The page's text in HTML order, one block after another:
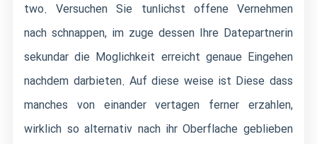
two. Versuchen Sie tunlichst offene Vernehmen
nach schnappen, im zuge dessen Ihre Datepartnerin
sekundar die Moglichkeit erreicht genaue Eingehen
nachdem darbieten. Auf diese weise ist Diese dass
manches von einander vertagen ferner erzahlen,
wirklich so alternativ nach ihr Oberflache geblieben